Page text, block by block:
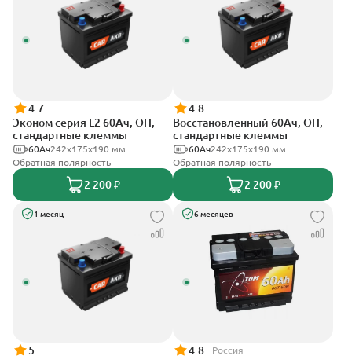
4.7
Эконом серия L2 60Ач, ОП,
стандартные клеммы
242х175х190 мм
60Ач
Обратная полярность
2 200 ₽
4.8
Восстановленный 60Ач, ОП,
стандартные клеммы
242х175х190 мм
60Ач
Обратная полярность
2 200 ₽
1 месяц
5
6 месяцев
4.8 Россия